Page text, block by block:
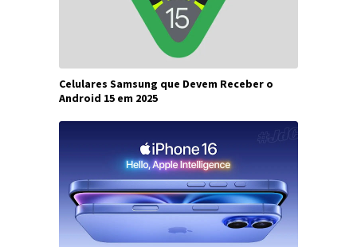
Celulares Samsung que Devem Receber o
Android 15 em 2025